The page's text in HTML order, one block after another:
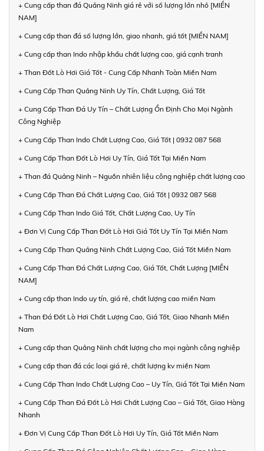
+ Cung cấp than đá Quảng Ninh giá rẻ với số lượng lớn nhỏ [MIỀN
NAM]
+ Cung cấp than đá số lượng lớn, giao nhanh, giá tốt [MIỀN NAM]
+ Cung cấp than Indo nhập khẩu chất lượng cao, giá cạnh tranh
+ Than Đốt Lò Hơi Giá Tốt - Cung Cấp Nhanh Toàn Miền Nam
+ Cung Cấp Than Quảng Ninh Uy Tín, Chất Lượng, Giá Tốt
+ Cung Cấp Than Đá Uy Tín – Chất Lượng Ổn Định Cho Mọi Ngành
Công Nghiệp
+ Cung Cấp Than Indo Chất Lượng Cao, Giá Tốt | 0932 087 568
+ Cung Cấp Than Đốt Lò Hơi Uy Tín, Giá Tốt Tại Miền Nam
+ Than đá Quảng Ninh – Nguồn nhiên liệu công nghiệp chất lượng cao
+ Cung Cấp Than Đá Chất Lượng Cao, Giá Tốt | 0932 087 568
+ Cung Cấp Than Indo Giá Tốt, Chất Lượng Cao, Uy Tín
+ Đơn Vị Cung Cấp Than Đốt Lò Hơi Giá Tốt Uy Tín Tại Miền Nam
+ Cung Cấp Than Quảng Ninh Chất Lượng Cao, Giá Tốt Miền Nam
+ Cung Cấp Than Đá Chất Lượng Cao, Giá Tốt, Chất Lượng [MIỀN
NAM]
+ Cung cấp than Indo uy tín, giá rẻ, chất lượng cao miền Nam
+ Than Đá Đốt Lò Hơi Chất Lượng Cao, Giá Tốt, Giao Nhanh Miền
Nam
+ Cung cấp than Quảng Ninh chất lượng cho mọi ngành công nghiệp
+ Cung cấp than đá các loại giá rẻ, chất lượng kv miền Nam
+ Cung Cấp Than Indo Chất Lượng Cao – Uy Tín, Giá Tốt Tại Miền Nam
+ Cung Cấp Than Đá Đốt Lò Hơi Chất Lượng Cao – Giá Tốt, Giao Hàng
Nhanh
+ Đơn Vị Cung Cấp Than Đốt Lò Hơi Uy Tín, Giá Tốt Miền Nam